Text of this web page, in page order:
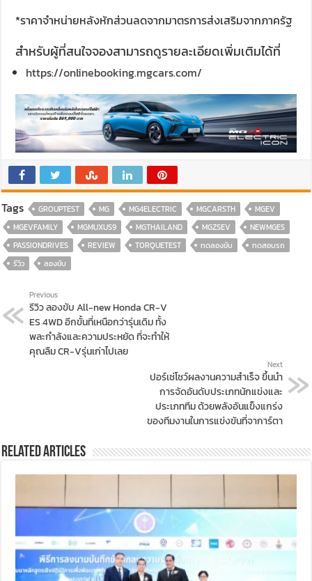
*ราคาจำหน่ายหลังหักส่วนลดจากมาตรการส่งเสริมจากภาครัฐ
สำหรับผู้ที่สนใจจองสามารถดูรายละเอียดเพิ่มเติมได้ที่
https://onlinebooking.mgcars.com/
Tags GROUPTEST MG MG4ELECTRIC MGCARSTH
MGEV
MGEVFAMILY
MGMUXUS9 MGTHAILAND MGZSEV
NEWMGES
PASSIONDRIVES
REVIEW TORQUETEST ทดลองขับ
ทดสอบรถ
รีวิว
ลองขับ
Previous
รีวิว ลองขับ All-new Honda CR-V
ES 4WD อีกขั้นที่เหนือกว่ารุ่นเดิม ทั้ง
พละกำลังและความประหยัด ที่จะทำให้
คุณลืม CR-Vรุ่นเก่าไปเลย
Next
ปอร์เช่โชว์ผลงานความสำเร็จ ขึ้นนำ
การจัดอันดับประเภทนักแข่งและ
ประเภททีม ด้วยพลังอันแข็งแกร่ง
ของทีมงานในการแข่งขันที่จาการ์ตา
Related Articles